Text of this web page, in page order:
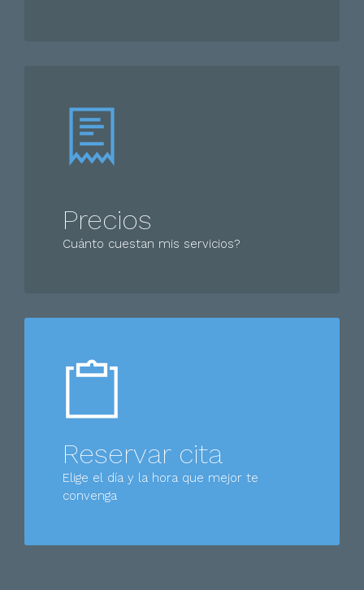
Precios
Cuánto cuestan mis servicios?
Reservar cita
Elige el día y la hora que mejor te
convenga